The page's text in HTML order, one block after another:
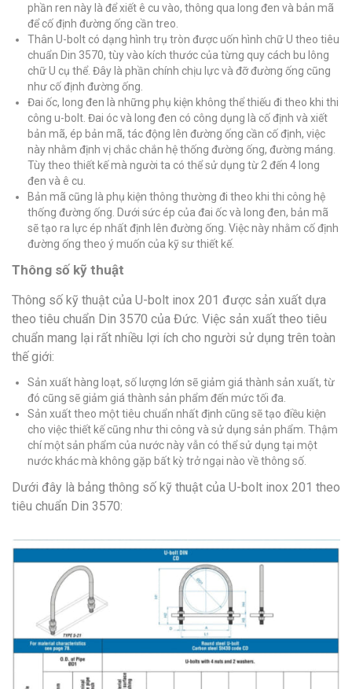
phần ren này là để xiết ê cu vào, thông qua long đen và bản mã
để cố định đường ống cần treo.
Thân U-bolt có dạng hình trụ tròn được uốn hình chữ U theo tiêu
chuẩn Din 3570, tùy vào kích thước của từng quy cách bu lông
chữ U cụ thể. Đây là phần chính chịu lực và đỡ đường ống cũng
như cố định đường ống.
Đai ốc, long đen là những phụ kiện không thể thiếu đi theo khi thi
công u-bolt. Đai óc và long đen có công dụng là cố định và xiết
bản mã, ép bản mã, tác động lên đường ống cần cố định, việc
này nhằm định vị chắc chắn hệ thống đường ống, đường máng.
Tùy theo thiết kế mà người ta có thể sử dụng từ 2 đến 4 long
đen và ê cu.
Bản mã cũng là phụ kiện thông thường đi theo khi thi công hệ
thống đường ống. Dưới sức ép của đai ốc và long đen, bản mã
sẽ tạo ra lực ép nhất định lên đường ống. Việc này nhằm cố định
đường ống theo ý muốn của kỹ sư thiết kế.
Thông số kỹ thuật
Thông số kỹ thuật của U-bolt inox 201 được sản xuất dựa
theo tiêu chuẩn Din 3570 của Đức. Việc sản xuất theo tiêu
chuẩn mang lại rất nhiều lợi ích cho người sử dụng trên toàn
thế giới:
Sản xuất hàng loạt, số lượng lớn sẽ giảm giá thành sản xuất, từ
đó cũng sẽ giảm giá thành sản phẩm đến mức tối đa.
Sản xuất theo một tiêu chuẩn nhất định cũng sẽ tạo điều kiện
cho việc thiết kế cũng như thi công và sử dụng sản phẩm. Thậm
chí một sản phẩm của nước này vẫn có thể sử dụng tại một
nước khác mà không gặp bất kỳ trở ngại nào về thông số.
Dưới đây là bảng thông số kỹ thuật của U-bolt inox 201 theo
tiêu chuẩn Din 3570: